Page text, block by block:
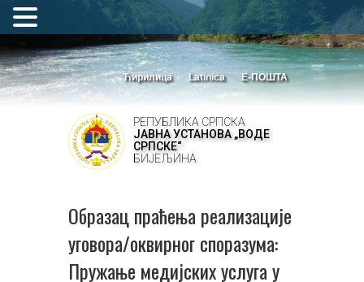
Ћирилица Latinica Е-ПОШТА
РЕПУБЛИКА СРПСКА
ЈАВНА УСТАНОВА „ВОДЕ
СРПСКЕ“
БИЈЕЉИНА
Образац праћења реализације
уговора/оквирног споразума:
Пружање медијских услуга у